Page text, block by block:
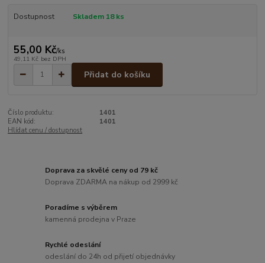
Dostupnost Skladem 18 ks
55,00 Kč/ks
49,11 Kč bez DPH
Přidat do košíku
Číslo produktu:
1401
EAN kód:
1401
Hlídat cenu / dostupnost
Doprava za skvělé ceny od 79 kč
Doprava ZDARMA na nákup od 2999 kč
Poradíme s výběrem
kamenná prodejna v Praze
Rychlé odeslání
odeslání do 24h od přijetí objednávky